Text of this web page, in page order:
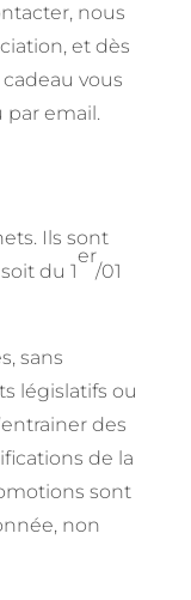
nous
et dès
vous
par email.
Ils sont
du 1
er
/01
sans
législatifs ou
des
de la
sont
non